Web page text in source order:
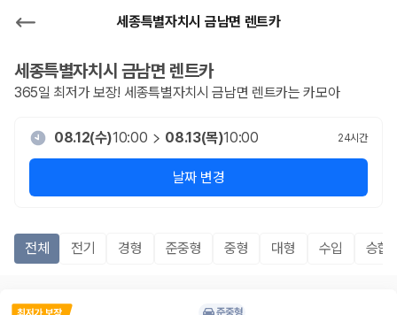
세종특별자치시 금남면 렌트카
세종특별자치시 금남면 렌트카
365일 최저가 보장! 세종특별자치시 금남면 렌트카는 카모아
08.12(수)10:00 08.13(목)10:00 24시간
날짜 변경
전체 전기 경형 준중형 중형 대형 수입 승합
준중형